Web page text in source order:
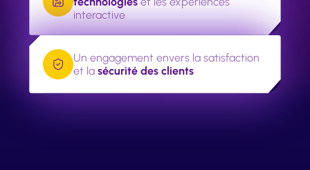
interactive
Un engagement envers la satisfaction
et lasécurité des clients